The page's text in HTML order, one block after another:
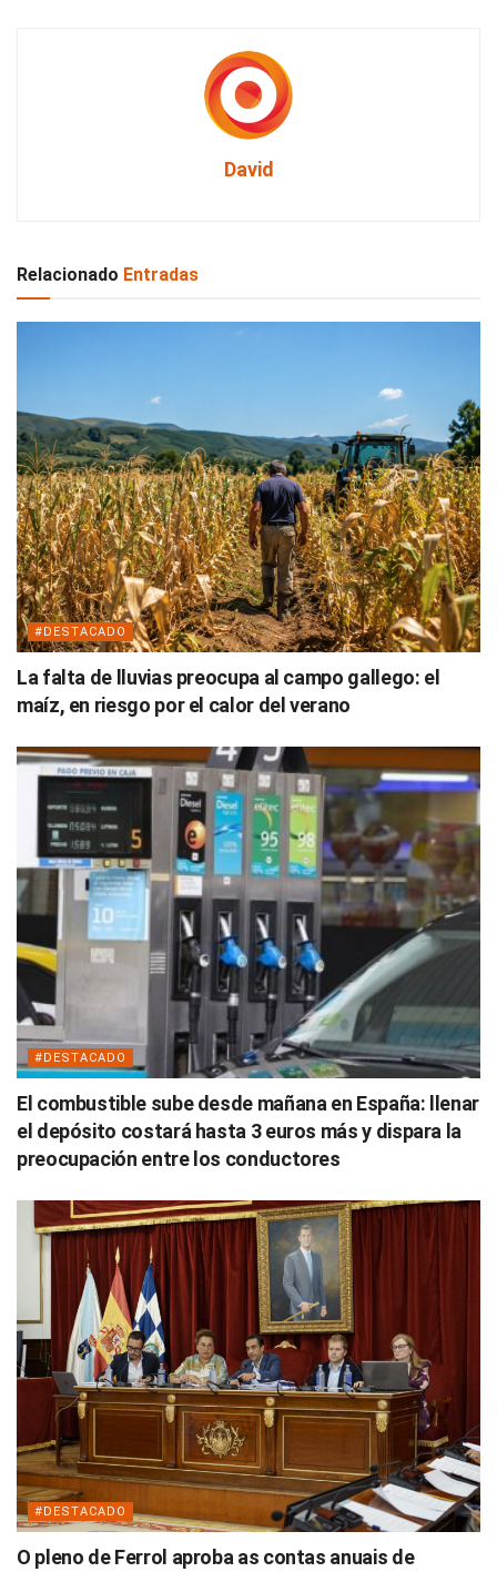
David
Relacionado Entradas
#DESTACADO
La falta de lluvias preocupa al campo gallego: el
maíz, en riesgo por el calor del verano
#DESTACADO
El combustible sube desde mañana en España: llenar
el depósito costará hasta 3 euros más y dispara la
preocupación entre los conductores
#DESTACADO
O pleno de Ferrol aproba as contas anuais de